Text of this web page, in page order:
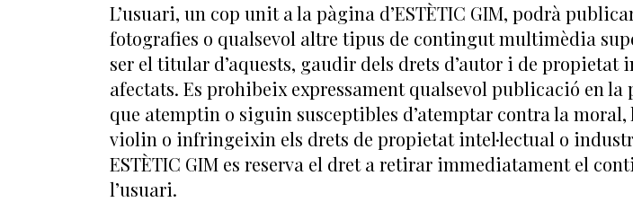
L’usuari, un cop unit a la pàgina d’ESTÈTIC GIM, podrà
fotografies o qualsevol altre tipus de contingut multimèdia
ser el titular d’aquests, gaudir dels drets d’autor i de
afectats. Es prohibeix expressament qualsevol publicació en
que atemptin o siguin susceptibles d’atemptar contra la
violin o infringeixin els drets de propietat intel·lectual o
ESTÈTIC GIM es reserva el dret a retirar immediatament el
l’usuari.